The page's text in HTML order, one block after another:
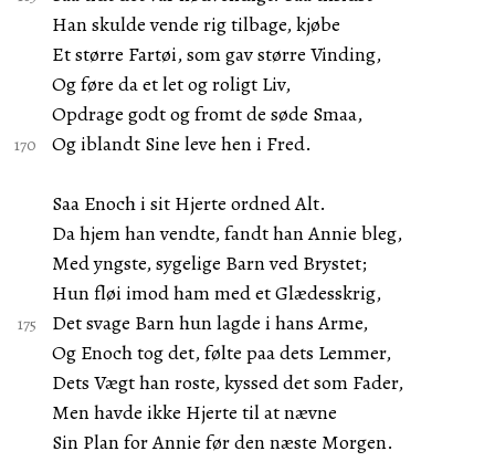
Han skulde vende rig tilbage, kjøbe
Et større Fartøi, som gav større Vinding,
Og føre da et let og roligt Liv,
Opdrage godt og fromt de søde Smaa,
Og iblandt Sine leve hen i Fred.
Saa Enoch i sit Hjerte ordned Alt.
Da hjem han vendte, fandt han Annie bleg,
Med yngste, sygelige Barn ved Brystet;
Hun fløi imod ham med et Glædesskrig,
Det svage Barn hun lagde i hans Arme,
Og Enoch tog det, følte paa dets Lemmer,
Dets Vægt han roste, kyssed det som Fader,
Men havde ikke Hjerte til at nævne
Sin Plan for Annie før den næste Morgen.